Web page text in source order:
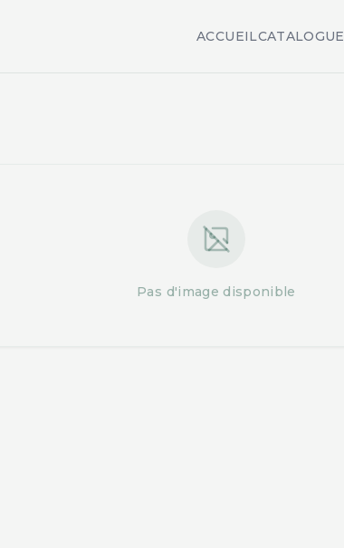
ACCUEILCATALOGUE
Pas d'image disponible